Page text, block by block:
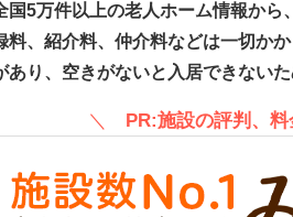
5万件以上の老人ホーム情報から
料、紹介料、仲介料などは一切か
あり、空きがないと入居できない
＼ PR:施設の評判、料